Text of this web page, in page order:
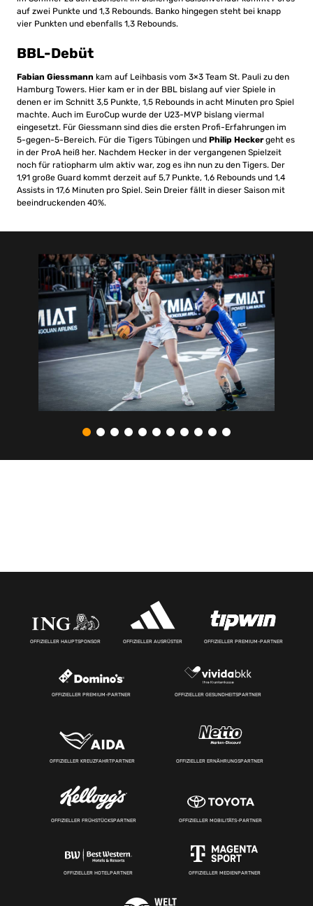
auf zwei Punkte und 1,3 Rebounds. Banko hingegen steht bei knapp
vier Punkten und ebenfalls 1,3 Rebounds.
BBL-Debüt
Fabian Giessmann kam auf Leihbasis vom 3×3 Team St. Pauli zu den
Hamburg Towers. Hier kam er in der BBL bislang auf vier Spiele in
denen er im Schnitt 3,5 Punkte, 1,5 Rebounds in acht Minuten pro Spiel
machte. Auch im EuroCup wurde der U23-MVP bislang viermal
eingesetzt. Für Giessmann sind dies die ersten Profi-Erfahrungen im
5-gegen-5-Bereich. Für die Tigers Tübingen und Philip Heckergeht es
in der ProA heiß her. Nachdem Hecker in der vergangenen Spielzeit
noch für ratiopharm ulm aktiv war, zog es ihn nun zu den Tigers. Der
1,91 große Guard kommt derzeit auf 5,7 Punkte, 1,6 Rebounds und 1,4
Assists in 17,6 Minuten pro Spiel. Sein Dreier fällt in dieser Saison mit
beeindruckenden 40%.
OFFIZIELLER HAUPTSPONSOR OFFIZIELLER AUSRÜSTER OFFIZIELLER PREMIUM-PARTNER
OFFIZIELLER PREMIUM-PARTNER OFFIZIELLER GESUNDHEITSPARTNER
OFFIZIELLER KREUZFAHRTPARTNER OFFIZIELLER ERNÄHRUNGSPARTNER
OFFIZIELLER FRÜHSTÜCKSPARTNER OFFIZIELLER MOBILITÄTS-PARTNER
OFFIZIELLER HOTELPARTNER OFFIZIELLER MEDIENPARTNER